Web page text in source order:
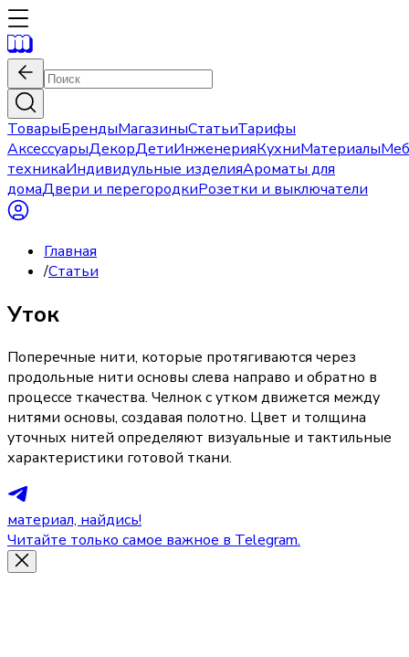
ТоварыБрендыМагазиныСтатьиТарифы
АксессуарыДекорДетиИнженерияКухниМатериалы
техникаИндивидульные изделияАроматы для
домаДвери и перегородкиРозетки и выключатели
Главная
/Статьи
Уток
Поперечные нити, которые протягиваются через
продольные нити основы слева направо и обратно в
процессе ткачества. Челнок с утком движется между
нитями основы, создавая полотно. Цвет и толщина
уточных нитей определяют визуальные и тактильные
характеристики готовой ткани.
материал, найдись!
Читайте только самое важное в Telegram.